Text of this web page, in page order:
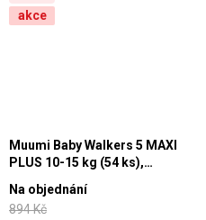
akce
Muumi Baby Walkers 5 MAXI
PLUS 10-15 kg (54 ks),
894 Kč
Na objednání